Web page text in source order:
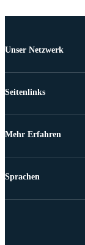
Unser Netzwerk
Seitenlinks
Mehr Erfahren
Sprachen